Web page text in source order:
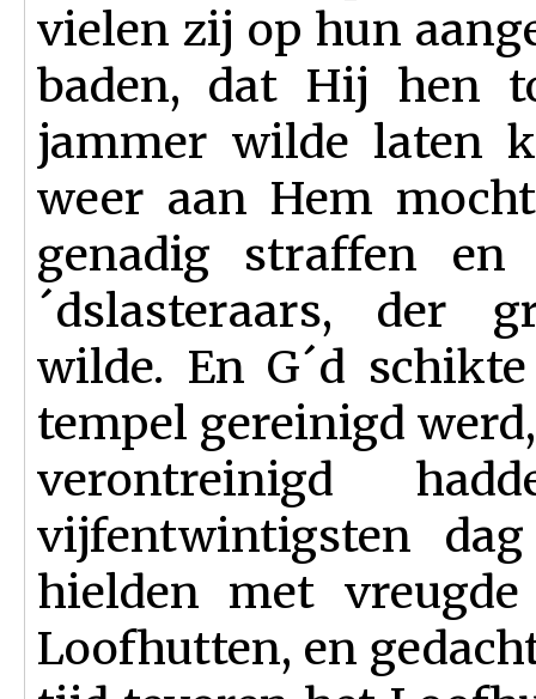
vielen zij op hun
baden, dat Hij hen
jammer wilde laten
weer aan Hem
genadig straffen
´dslasteraars, der
wilde. En G´d
tempel gereinigd
verontreinigd
vijfentwintigsten
hielden met
Loofhutten, en